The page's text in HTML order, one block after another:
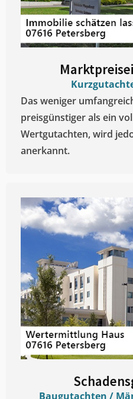
Das weniger
preisgünstiger als ein
Wertgutachten, wird
anerkannt.
Baugutachten /